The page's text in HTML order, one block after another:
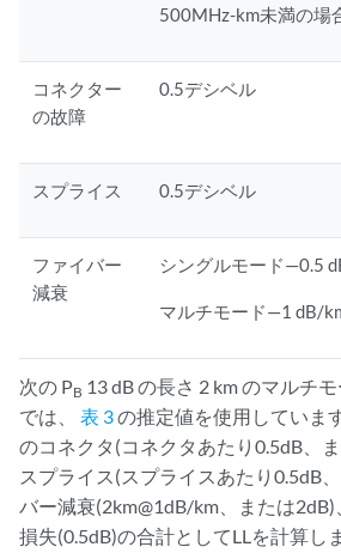
500MHz-km未満の場
コネクター
の故障
0.5デシベル
スプライス 0.5デシベル
ファイバー
減衰
シングルモード—0.5
マルチモード—1 dB/
次の PB 13 dB の長さ 2 km のマルチ
では、 表 3の推定値を使用していま
のコネクタ(コネクタあたり0.5dB、
スプライス(スプライスあたり0.5dB
バー減衰(2km@1dB/km、または
損失(0.5dB)の合計としてLLを計算し